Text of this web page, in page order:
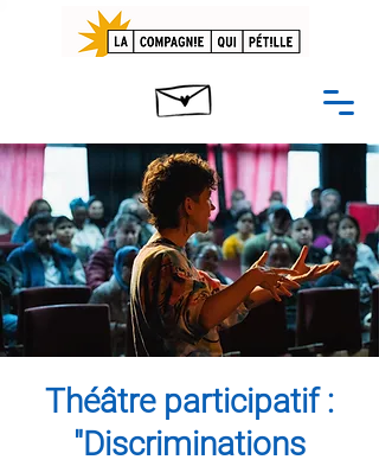
Théâtre participatif :
"Discriminations